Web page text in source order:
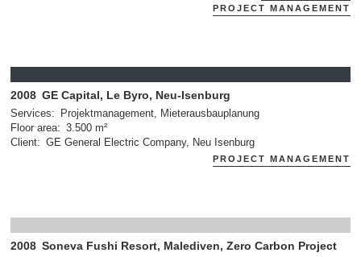
PROJECT MANAGEMENT
2008 GE Capital, Le Byro, Neu-Isenburg
Services
Projektmanagement, Mieterausbauplanung
Floor area
3.500 m²
Client
GE General Electric Company, Neu Isenburg
PROJECT MANAGEMENT
2008 Soneva Fushi Resort, Malediven, Zero Carbon Project